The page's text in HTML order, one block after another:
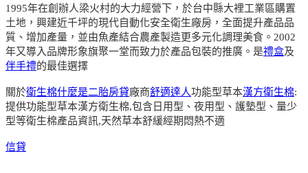
1995年在創辦人梁火村的大力經營下，於台中縣大裡工業區購置
土地，興建近千坪的現代自動化安全衛生廠房，全面提升產品品
質、增加產量，並由魚產結合農產製造更多元化調理美食。2002
年又導入品牌形象旗聚一堂而致力於產品包裝的推廣。是禮盒及
伴手禮的最佳選擇
關於衛生棉什麼是二胎房貸廠商舒適達人功能型草本漢方衛生棉:
提供功能型草本漢方衛生棉,包含日用型、夜用型、護墊型、量少
型等衛生棉產品資訊,天然草本舒緩經期悶熱不適
信貸